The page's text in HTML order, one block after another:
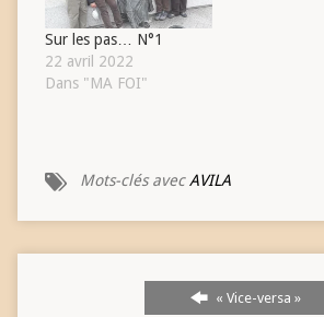
Sur les pas… N°1
22 avril 2022
Dans "MA FOI"
Mots-clés avecAVILA
« Vice-versa »